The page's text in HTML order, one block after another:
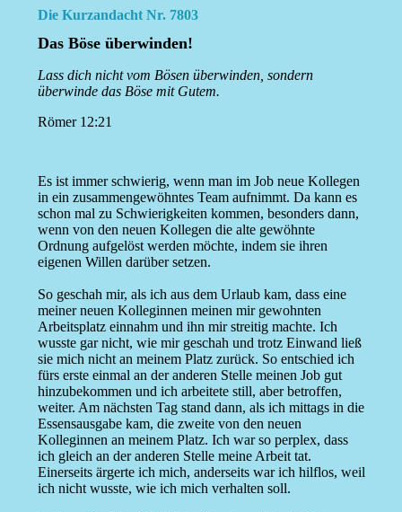
Die Kurzandacht Nr. 7803
Das Böse überwinden!
Lass dich nicht vom Bösen überwinden, sondern
überwinde das Böse mit Gutem.
Römer 12:21
Es ist immer schwierig, wenn man im Job neue Kollegen
in ein zusammengewöhntes Team aufnimmt. Da kann es
schon mal zu Schwierigkeiten kommen, besonders dann,
wenn von den neuen Kollegen die alte gewöhnte
Ordnung aufgelöst werden möchte, indem sie ihren
eigenen Willen darüber setzen.
So geschah mir, als ich aus dem Urlaub kam, dass eine
meiner neuen Kolleginnen meinen mir gewohnten
Arbeitsplatz einnahm und ihn mir streitig machte. Ich
wusste gar nicht, wie mir geschah und trotz Einwand ließ
sie mich nicht an meinem Platz zurück. So entschied ich
fürs erste einmal an der anderen Stelle meinen Job gut
hinzubekommen und ich arbeitete still, aber betroffen,
weiter. Am nächsten Tag stand dann, als ich mittags in die
Essensausgabe kam, die zweite von den neuen
Kolleginnen an meinem Platz. Ich war so perplex, dass
ich gleich an der anderen Stelle meine Arbeit tat.
Einerseits ärgerte ich mich, anderseits war ich hilflos, weil
ich nicht wusste, wie ich mich verhalten soll.